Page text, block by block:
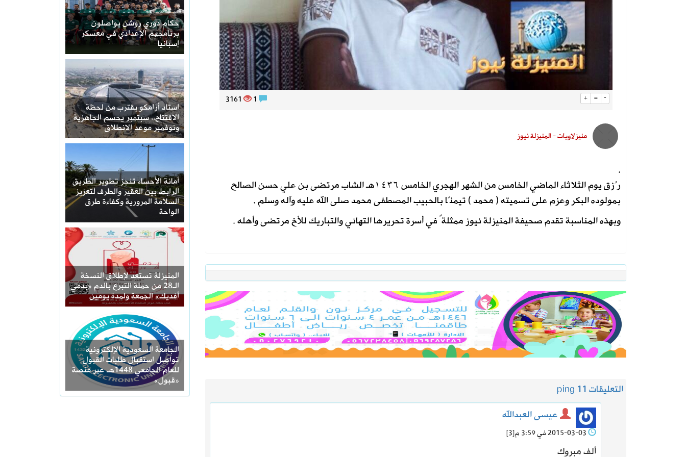
حكام دوري روشن يواصلون
برنامجهم الإعدادي في معسكر
إسبانيا
استاد أرامكو يقترب من لحظة
الافتتاح.. سبتمبر يحسم الجاهزية
ونوفمبر موعد الانطلاق
أمانة الأحساء تنجز تطوير الطريق
الرابط بين العقير والطرف لتعزيز
السلامة المرورية وكفاءة طرق
الواحة
المنيزلة تستعد لإطلاق النسخة
الـ28 من حملة التبرع بالدم «بدمي
أفديك» الجمعة ولمدة يومين
الجامعة السعودية الإلكترونية
تواصل استقبال طلبات القبول
للعام الجامعي 1448هـ عبر منصة
«قبول»
+ = -
3161
منيزلاويات - المنيزلة نيوز
.
رُزق يوم الثلاثاء الماضي الخامس من الشهر الهجري الخامس ١٤٣٦هـ الشاب مرتضى بن علي حسن الصالح
بمولوده البكر وعزم على تسميته ( محمد ) تيمنًا بالحبيب المصطفى محمد صلى الله عليه وآله وسلم .
وبهذه المناسبة تقدم صحيفة المنيزلة نيوز ممثلةً في أسرة تحريرها التهاني والتباريك للأخ مرتضى وأهله .
التعليقات 1 1 ping
عيسى العبدالله
[3]
ألف مبروك